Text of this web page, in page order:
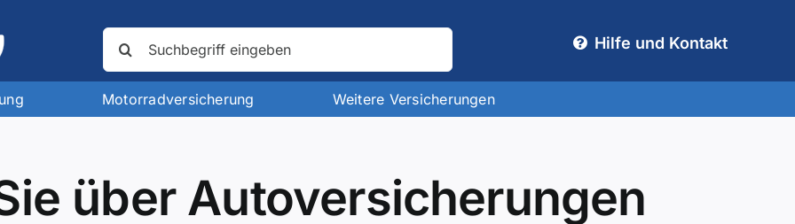
nach:
Hilfe und Kontakt
Motorradversicherung Weitere Versicherungen
über Autoversicherungen